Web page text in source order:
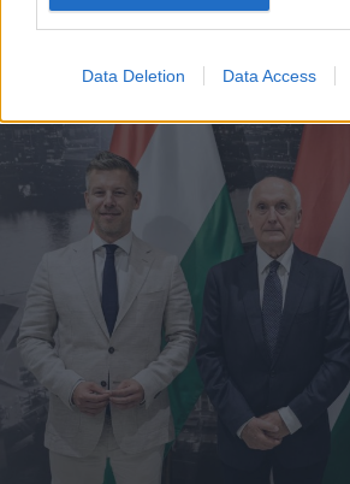
Data Deletion Data Access